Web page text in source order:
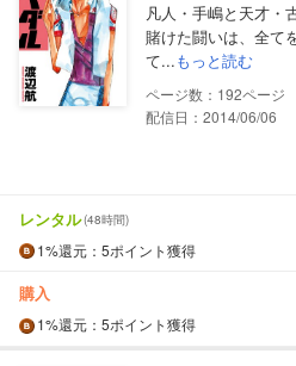
凡人・手嶋と天才・
賭けた闘いは、全て
て...もっと読む
192
配信日：2014/06/06
レンタル(48時間)
1%還元 ：5ポイント獲得
購入
1%還元 ：5ポイント獲得